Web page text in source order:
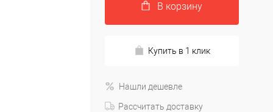
В корзину
Купить в 1 клик
Нашли дешевле
Рассчитать доставку